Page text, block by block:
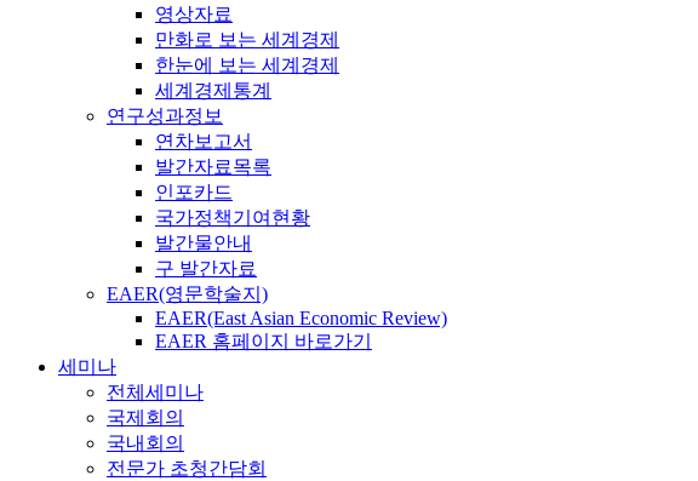
영상자료
만화로 보는 세계경제
한눈에 보는 세계경제
세계경제통계
연구성과정보
연차보고서
발간자료목록
인포카드
국가정책기여현황
발간물안내
구 발간자료
EAER(영문학술지)
EAER(East Asian Economic Review)
EAER 홈페이지 바로가기
세미나
전체세미나
국제회의
국내회의
전문가 초청간담회